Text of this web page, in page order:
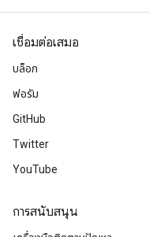
เชื่อมต่อเสมอ
บล็อก
ฟอรัม
GitHub
Twitter
YouTube
การสนับสนุน